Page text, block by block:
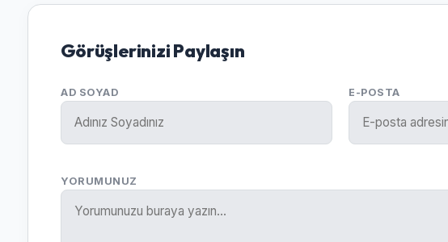
Görüşlerinizi Paylaşın
AD SOYAD E-POSTA
YORUMUNUZ